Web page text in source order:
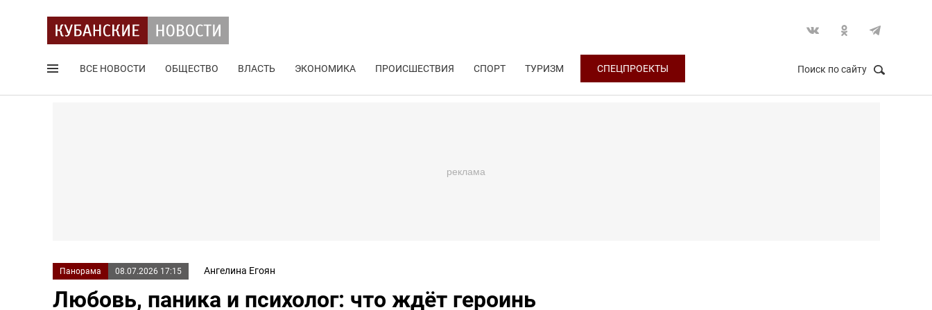
ВСЕ НОВОСТИ ОБЩЕСТВО ВЛАСТЬ ЭКОНОМИКА ПРОИСШЕСТВИЯ СПОРТ ТУРИЗМ СПЕЦПРОЕКТЫ Поиск по сайту
Панорама 08.07.2026 17:15 Ангелина Егоян
Любовь, паника и психолог: что ждёт героинь